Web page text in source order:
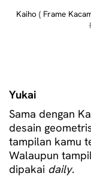
Kaiho ( Frame
Yukai
Sama dengan
desain
tampilan kamu
Walaupun
dipakai daily.